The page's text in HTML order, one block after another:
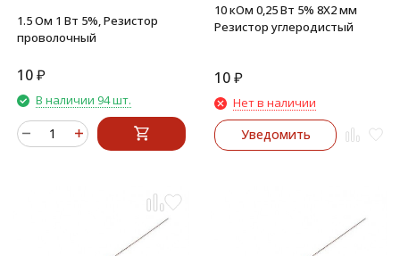
1.5 Ом 1 Вт 5%, Резистор
проволочный
10₽
В наличии 94 шт.
10 кОм 0,25 Вт 5% 8X2 мм
Резистор углеродистый
10₽
Нет в наличии
Уведомить